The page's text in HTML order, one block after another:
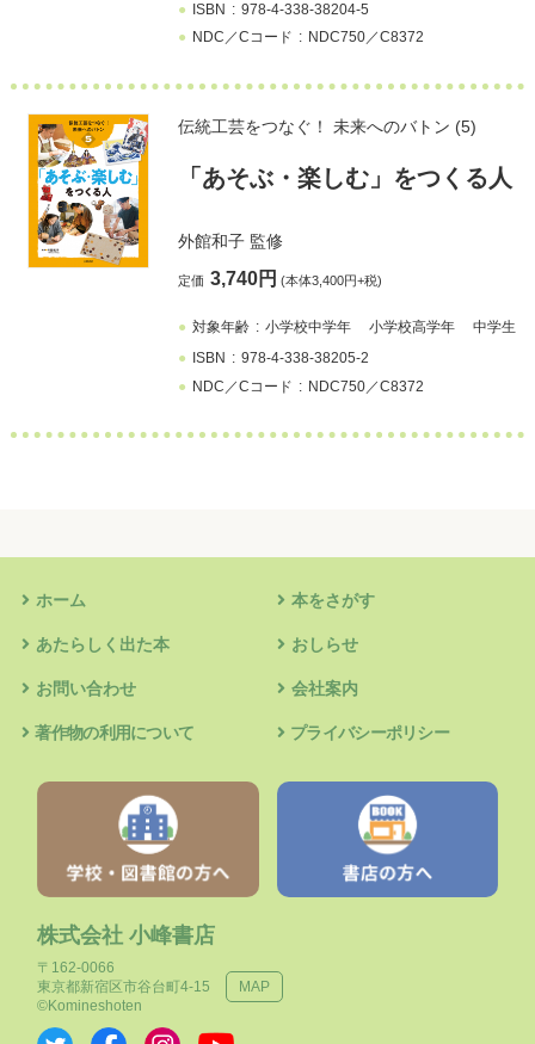
ISBN
978-4-338-38204-5
NDC／Cコード
NDC750／C8372
伝統工芸をつなぐ！ 未来へのバトン (5)
「あそぶ・楽しむ」をつくる人
外館和子監修
定価 3,740円 (本体3,400円+税)
対象年齢 小学校中学年 小学校高学年
中学生
ISBN
978-4-338-38205-2
NDC／Cコード
NDC750／C8372
株式会社 小峰書店
〒162-0066
東京都新宿区市谷台町4-15
MAP
©Komineshoten
ホーム 本をさがす
あたらしく出た本 おしらせ
お問い合わせ 会社案内
著作物の利用について プライバシーポリシー